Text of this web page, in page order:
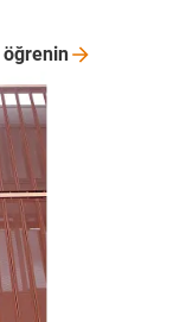
öğrenin